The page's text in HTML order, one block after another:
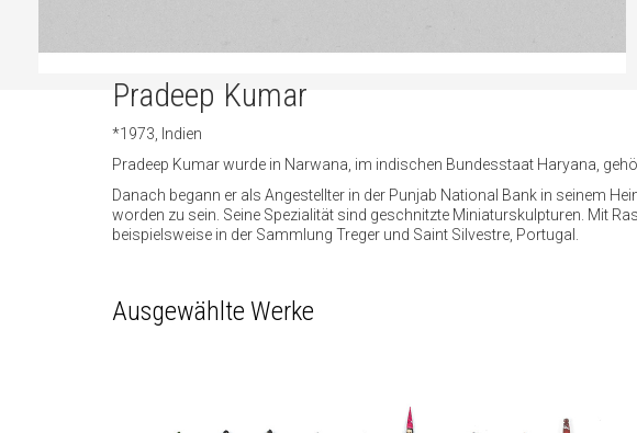
Pradeep Kumar
*1973, Indien
Pradeep Kumar wurde in Narwana, im indischen Bundesstaat Haryana,
Danach begann er als Angestellter in der Punjab National Bank in seinem
worden zu sein. Seine Spezialität sind geschnitzte Miniaturskulpturen. Mit
beispielsweise in der Sammlung Treger und Saint Silvestre, Portugal.
Ausgewählte Werke